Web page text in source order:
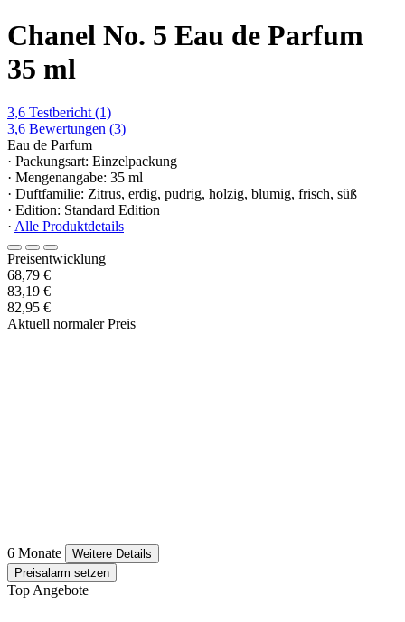
Chanel No. 5 Eau de Parfum
35 ml
3,6 Testbericht (1)
3,6 Bewertungen (3)
Eau de Parfum
· Packungsart: Einzelpackung
· Mengenangabe: 35 ml
· Duftfamilie: Zitrus, erdig, pudrig, holzig, blumig, frisch, süß
· Edition: Standard Edition
· Alle Produktdetails
Preisentwicklung
68,79 €
83,19 €
82,95 €
Aktuell normaler Preis
6 Monate
Weitere Details
Preisalarm setzen
Top Angebote